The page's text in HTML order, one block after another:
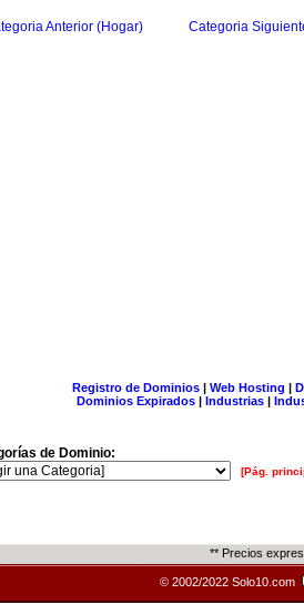
Anterior (Hogar) Categoria
Registro de Dominios| Web Hosting |
Dominios Expirados | Industrias |
de Dominio:
[Pág.
** Precios
© 2002/2022 Solo10.com